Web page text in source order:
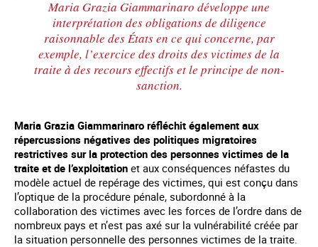
Maria Grazia Giammarinaro développe une
interprétation des obligations de diligence
raisonnable des États en ce qui concerne, par
exemple, l’exercice des droits des victimes de la
traite à des recours effectifs et le principe de non-
sanction.
Maria Grazia Giammarinaro réfléchit également aux
répercussions négatives des politiques migratoires
restrictives sur la protection des personnes victimes de la
traite et de l’exploitation et aux conséquences néfastes du
modèle actuel de repérage des victimes, qui est conçu dans
l’optique de la procédure pénale, subordonné à la
collaboration des victimes avec les forces de l’ordre dans de
nombreux pays et n’est pas axé sur la vulnérabilité créée par
la situation personnelle des personnes victimes de la traite.